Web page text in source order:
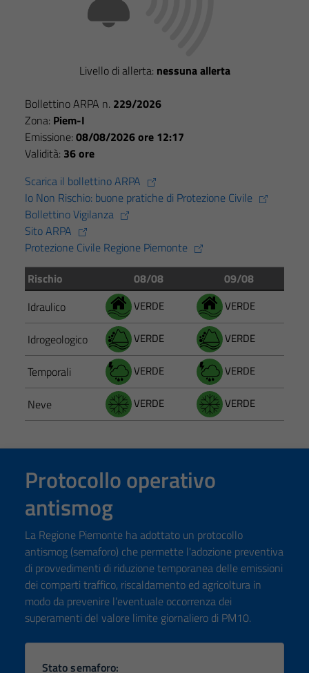
Livello di allerta: nessuna allerta
Bollettino ARPA n. 229/2026
Zona: Piem-I
Emissione: 08/08/2026 ore 12:17
Validità: 36 ore
Scarica il bollettino ARPA
Io Non Rischio: buone pratiche di Protezione Civile
Bollettino Vigilanza
Sito ARPA
Protezione Civile Regione Piemonte
Rischio
08/08
09/08
Idraulico
VERDE VERDE
Idrogeologico VERDE VERDE
Temporali VERDE VERDE
Neve VERDE VERDE
Protocollo operativo
antismog
La Regione Piemonte ha adottato un protocollo
antismog (semaforo) che permette l'adozione preventiva
di provvedimenti di riduzione temporanea delle emissioni
dei comparti traffico, riscaldamento ed agricoltura in
modo da prevenire l’eventuale occorrenza dei
superamenti del valore limite giornaliero di PM10.
Stato semaforo: